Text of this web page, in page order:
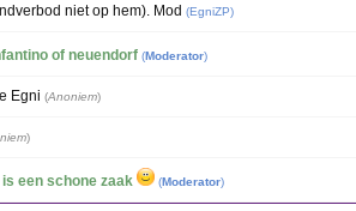
niet op hem). Mod (EgniZP)
of neuendorf (Moderator)
Egni (Anoniem)
)
is een schone zaak (Moderator)